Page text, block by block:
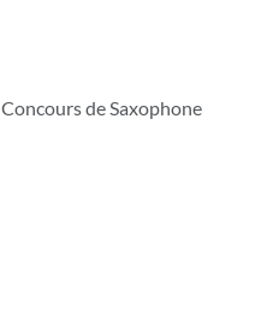
Concours de Saxophone
Concours de Saxophone